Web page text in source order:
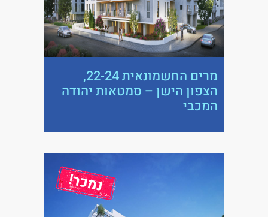
מרים החשמונאית 22-24,
הצפון הישן – סמטאות יהודה
המכבי